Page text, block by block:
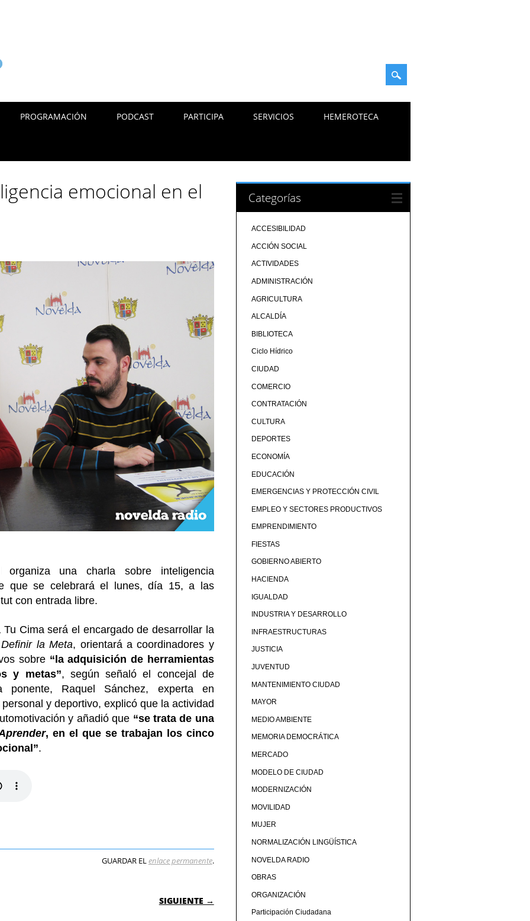
PROGRAMACIÓN PODCAST PARTICIPA SERVICIOS HEMEROTECA
emocional en el
una charla sobre inteligencia
que se celebrará el lunes, día 15, a las
con entrada libre.
Cima será el encargado de desarrollar la
Definir la Meta, orientará a coordinadores y
sobre “la adquisición de herramientas
y metas”, según señaló el concejal de
ponente, Raquel Sánchez, experta en
personal y deportivo, explicó que la actividad
y añadió que “se trata de una
, en el que se trabajan los cinco
.
GUARDAR EL enlace permanente.
SIGUIENTE →
Categorías
ACCESIBILIDAD
ACCIÓN SOCIAL
ACTIVIDADES
ADMINISTRACIÓN
AGRICULTURA
ALCALDÍA
BIBLIOTECA
Ciclo Hídrico
CIUDAD
COMERCIO
CONTRATACIÓN
CULTURA
DEPORTES
ECONOMÍA
EDUCACIÓN
EMERGENCIAS Y PROTECCIÓN CIVIL
EMPLEO Y SECTORES PRODUCTIVOS
EMPRENDIMIENTO
FIESTAS
GOBIERNO ABIERTO
HACIENDA
IGUALDAD
INDUSTRIA Y DESARROLLO
INFRAESTRUCTURAS
JUSTICIA
JUVENTUD
MANTENIMIENTO CIUDAD
MAYOR
MEDIO AMBIENTE
MEMORIA DEMOCRÁTICA
MERCADO
MODELO DE CIUDAD
MODERNIZACIÓN
MOVILIDAD
MUJER
NORMALIZACIÓN LINGÜÍSTICA
NOVELDA RADIO
OBRAS
ORGANIZACIÓN
Participación Ciudadana